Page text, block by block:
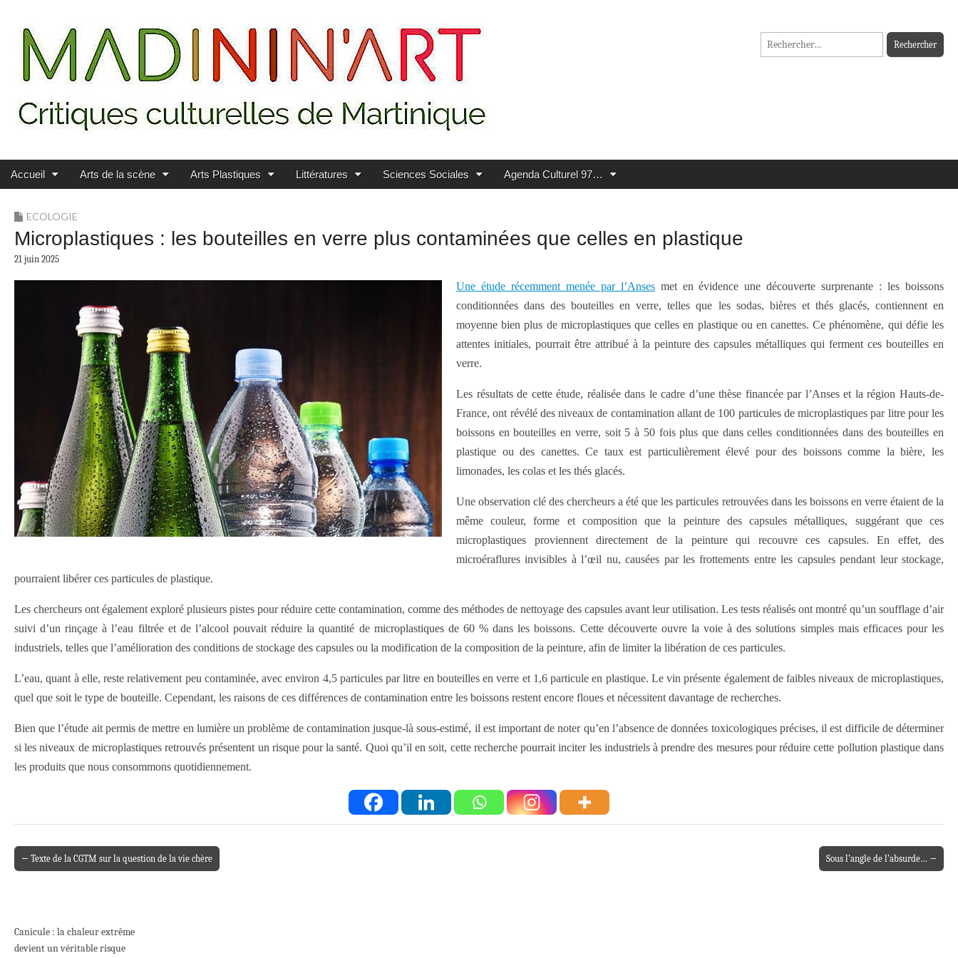
MADININ'ART
Rechercher :
Main menu
Skip to content
Accueil Arts de la scène Arts Plastiques Littératures Sciences Sociales Agenda Culturel 97…
ECOLOGIE
Microplastiques : les bouteilles en verre plus contaminées que celles en plastique
21 juin 2025
Une étude récemment menée par l’Ansesmet en évidence une découverte surprenante : les boissons
conditionnées dans des bouteilles en verre, telles que les sodas, bières et thés glacés, contiennent en
moyenne bien plus de microplastiques que celles en plastique ou en canettes. Ce phénomène, qui défie les
attentes initiales, pourrait être attribué à la peinture des capsules métalliques qui ferment ces bouteilles en
verre.
Les résultats de cette étude, réalisée dans le cadre d’une thèse financée par l’Anses et la région Hauts-de-
France, ont révélé des niveaux de contamination allant de 100 particules de microplastiques par litre pour les
boissons en bouteilles en verre, soit 5 à 50 fois plus que dans celles conditionnées dans des bouteilles en
plastique ou des canettes. Ce taux est particulièrement élevé pour des boissons comme la bière, les
limonades, les colas et les thés glacés.
Une observation clé des chercheurs a été que les particules retrouvées dans les boissons en verre étaient de la
même couleur, forme et composition que la peinture des capsules métalliques, suggérant que ces
microplastiques proviennent directement de la peinture qui recouvre ces capsules. En effet, des
microéraflures invisibles à l’œil nu, causées par les frottements entre les capsules pendant leur stockage,
pourraient libérer ces particules de plastique.
Les chercheurs ont également exploré plusieurs pistes pour réduire cette contamination, comme des méthodes de nettoyage des capsules avant leur utilisation. Les tests réalisés ont montré qu’un soufflage d’air
suivi d’un rinçage à l’eau filtrée et de l’alcool pouvait réduire la quantité de microplastiques de 60 % dans les boissons. Cette découverte ouvre la voie à des solutions simples mais efficaces pour les
industriels, telles que l’amélioration des conditions de stockage des capsules ou la modification de la composition de la peinture, afin de limiter la libération de ces particules.
L’eau, quant à elle, reste relativement peu contaminée, avec environ 4,5 particules par litre en bouteilles en verre et 1,6 particule en plastique. Le vin présente également de faibles niveaux de microplastiques,
quel que soit le type de bouteille. Cependant, les raisons de ces différences de contamination entre les boissons restent encore floues et nécessitent davantage de recherches.
Bien que l’étude ait permis de mettre en lumière un problème de contamination jusque-là sous-estimé, il est important de noter qu’en l’absence de données toxicologiques précises, il est difficile de déterminer
si les niveaux de microplastiques retrouvés présentent un risque pour la santé. Quoi qu’il en soit, cette recherche pourrait inciter les industriels à prendre des mesures pour réduire cette pollution plastique dans
les produits que nous consommons quotidiennement.
Post navigation
← Texte de la CGTM sur la question de la vie chère Sous l’angle de l’absurde… →
Canicule : la chaleur extrême
devient un véritable risque